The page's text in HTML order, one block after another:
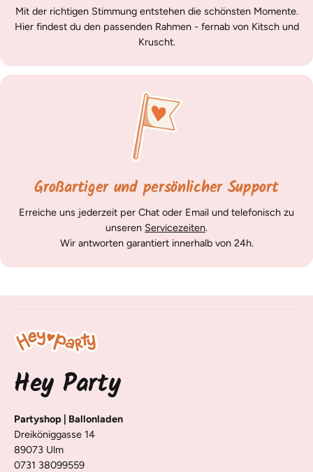
Mit der richtigen Stimmung entstehen die schönsten Momente.
Hier findest du den passenden Rahmen - fernab von Kitsch und
Kruscht.
Großartiger und persönlicher Support
Erreiche uns jederzeit per Chat oder Email und telefonisch zu
unseren Servicezeiten.
Wir antworten garantiert innerhalb von 24h.
Hey Party
Partyshop | Ballonladen
Dreiköniggasse 14
89073 Ulm
0731 38099559